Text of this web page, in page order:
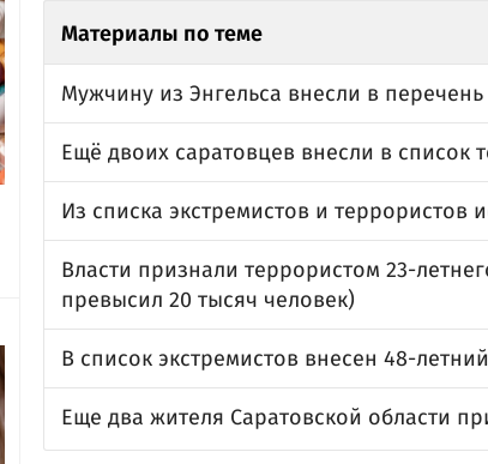
Материалы по теме
Мужчину из Энгельса внесли в перечень
Ещё двоих саратовцев внесли в список
Из списка экстремистов и террористов
Власти признали террористом 23-
превысил 20 тысяч человек)
В список экстремистов внесен 48-
Еще два жителя Саратовской области